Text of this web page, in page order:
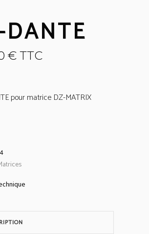
€ TTC
pour matrice DZ-MATRIX